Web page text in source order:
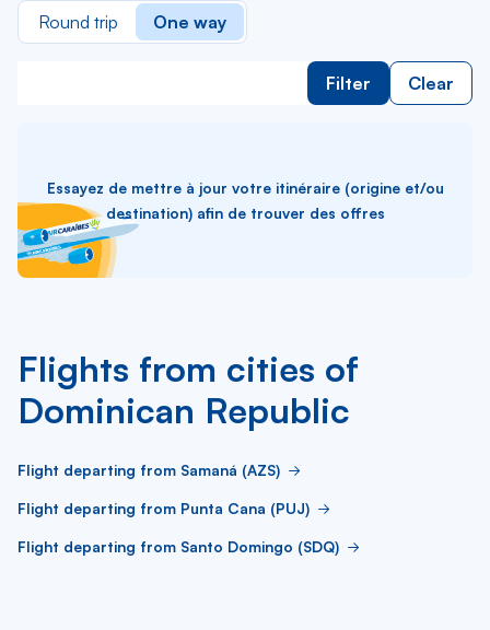
Round trip One way
Filter Clear
Essayez de mettre à jour votre itinéraire (origine et/ou
destination) afin de trouver des offres
Flights from cities of
Dominican Republic
Flight departing from Samaná (AZS)
Flight departing from Punta Cana (PUJ)
Flight departing from Santo Domingo (SDQ)